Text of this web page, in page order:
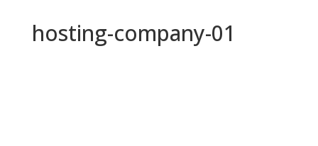
hosting-company-01